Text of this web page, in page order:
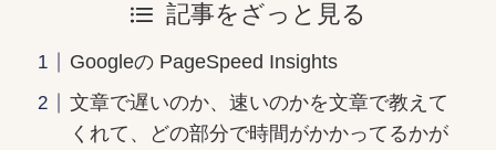
記事をざっと見る
Googleの PageSpeed Insights
文章で遅いのか、速いのかを文章で教えて
くれて、どの部分で時間がかかってるかが